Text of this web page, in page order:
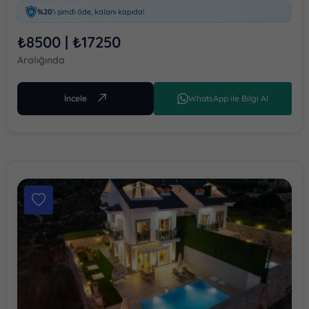
%20'ı şimdi öde, kalanı kapıda!
₺8500 | ₺17250
Aralığında
İncele WhatsApp ile Bilgi Al